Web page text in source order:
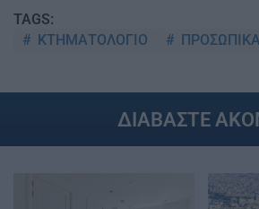
TAGS:
ΚΤΗΜΑΤΟΛΟΓΙΟ
ΔΙΑΒΑΣΤΕ